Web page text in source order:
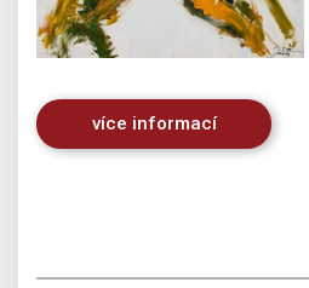
více informací